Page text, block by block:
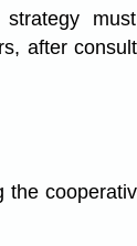
strategy
after
the